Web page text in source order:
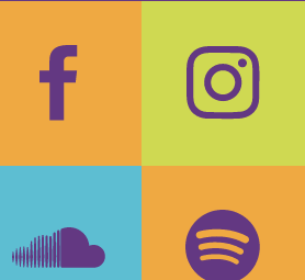
Facebook